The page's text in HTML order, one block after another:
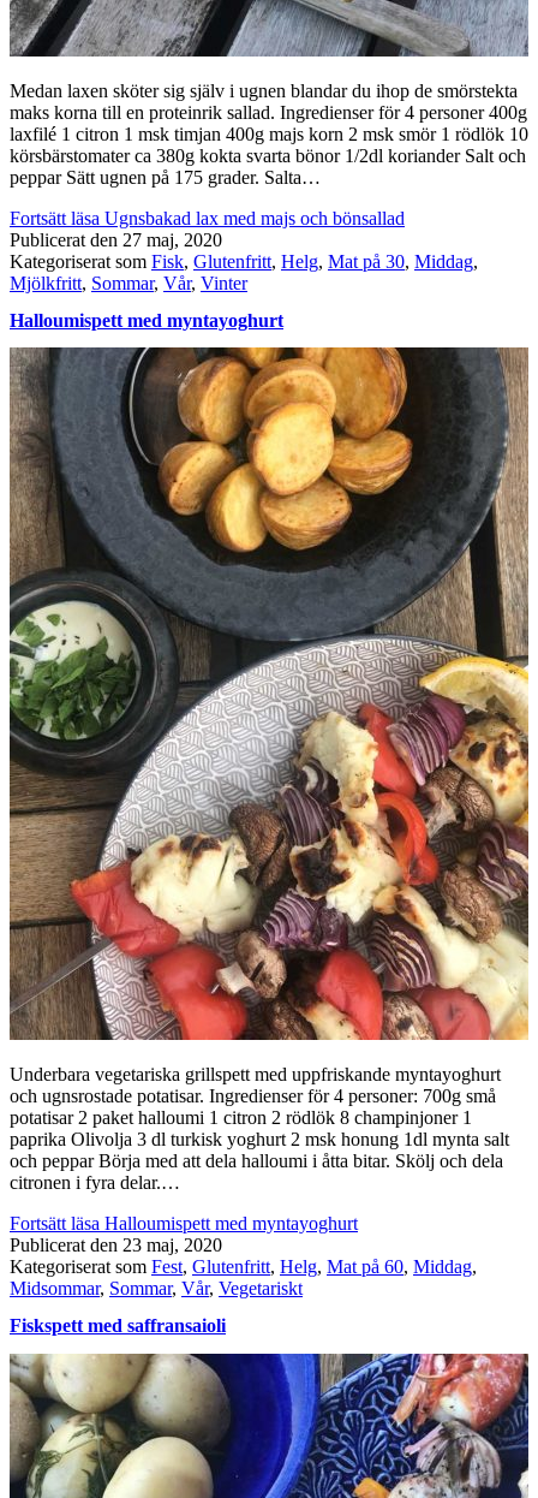
Medan laxen sköter sig själv i ugnen blandar du ihop de smörstekta
maks korna till en proteinrik sallad. Ingredienser för 4 personer 400g
laxfilé 1 citron 1 msk timjan 400g majs korn 2 msk smör 1 rödlök 10
körsbärstomater ca 380g kokta svarta bönor 1/2dl koriander Salt och
peppar Sätt ugnen på 175 grader. Salta…
Fortsätt läsa Ugnsbakad lax med majs och bönsallad
Publicerat den 27 maj, 2020
Kategoriserat som Fisk, Glutenfritt, Helg, Mat på 30, Middag,
Mjölkfritt, Sommar, Vår, Vinter
Halloumispett med myntayoghurt
Underbara vegetariska grillspett med uppfriskande myntayoghurt
och ugnsrostade potatisar. Ingredienser för 4 personer: 700g små
potatisar 2 paket halloumi 1 citron 2 rödlök 8 champinjoner 1
paprika Olivolja 3 dl turkisk yoghurt 2 msk honung 1dl mynta salt
och peppar Börja med att dela halloumi i åtta bitar. Skölj och dela
citronen i fyra delar.…
Fortsätt läsa Halloumispett med myntayoghurt
Publicerat den 23 maj, 2020
Kategoriserat som Fest, Glutenfritt, Helg, Mat på 60, Middag,
Midsommar, Sommar, Vår, Vegetariskt
Fiskspett med saffransaioli